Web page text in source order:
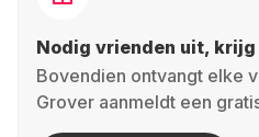
Nodig vrienden uit, krijg
Bovendien ontvangt elke
Grover aanmeldt een